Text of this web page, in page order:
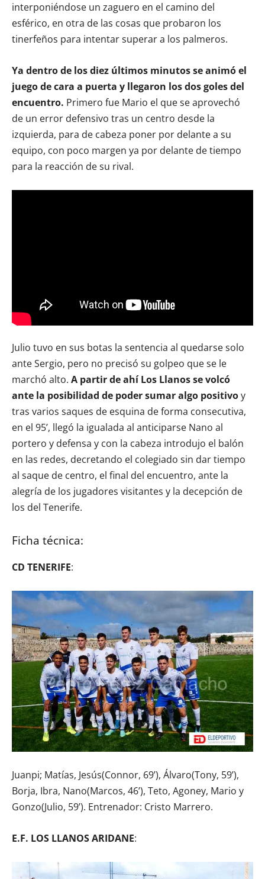
interponiéndose un zaguero en el camino del
esférico, en otra de las cosas que probaron los
tinerfeños para intentar superar a los palmeros.
Ya dentro de los diez últimos minutos se animó el
juego de cara a puerta y llegaron los dos goles del
encuentro. Primero fue Mario el que se aprovechó
de un error defensivo tras un centro desde la
izquierda, para de cabeza poner por delante a su
equipo, con poco margen ya por delante de tiempo
para la reacción de su rival.
Julio tuvo en sus botas la sentencia al quedarse solo
ante Sergio, pero no precisó su golpeo que se le
marchó alto. A partir de ahí Los Llanos se volcó
ante la posibilidad de poder sumar algo positivoy
tras varios saques de esquina de forma consecutiva,
en el 95’, llegó la igualada al anticiparse Nano al
portero y defensa y con la cabeza introdujo el balón
en las redes, decretando el colegiado sin dar tiempo
al saque de centro, el final del encuentro, ante la
alegría de los jugadores visitantes y la decepción de
los del Tenerife.
Ficha técnica:
CD TENERIFE:
Juanpi; Matías, Jesús(Connor, 69’), Álvaro(Tony, 59’),
Borja, Ibra, Nano(Marcos, 46’), Teto, Agoney, Mario y
Gonzo(Julio, 59’). Entrenador: Cristo Marrero.
E.F. LOS LLANOS ARIDANE: